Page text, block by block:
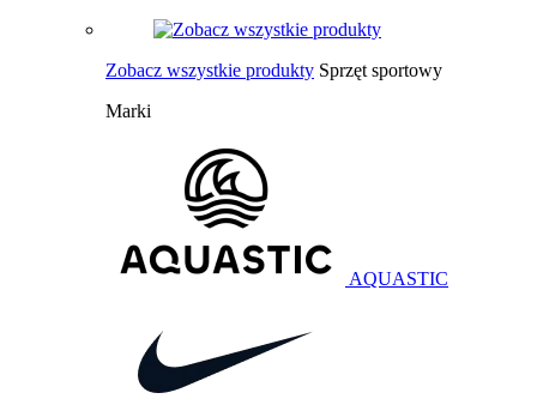
Zobacz wszystkie produkty Sprzęt sportowy
Marki
AQUASTIC